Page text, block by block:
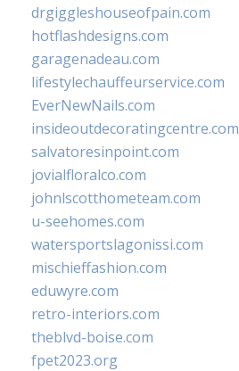
drgiggleshouseofpain.com
hotflashdesigns.com
garagenadeau.com
lifestylechauffeurservice.com
EverNewNails.com
insideoutdecoratingcentre.com
salvatoresinpoint.com
jovialfloralco.com
johnlscotthometeam.com
u-seehomes.com
watersportslagonissi.com
mischieffashion.com
eduwyre.com
retro-interiors.com
theblvd-boise.com
fpet2023.org